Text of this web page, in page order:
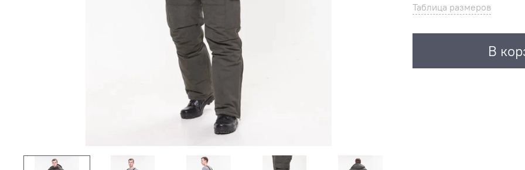
Таблица размеров
В